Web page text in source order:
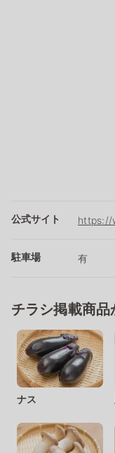
公式サイト https://
駐車場 有
チラシ掲載商
ナス